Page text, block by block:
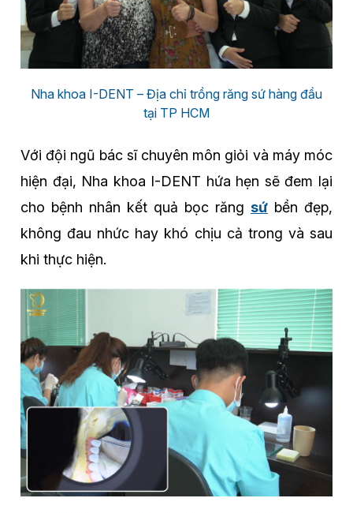
Nha khoa I-DENT – Địa chỉ trồng răng sứ hàng đầu
tại TP HCM
Với đội ngũ bác sĩ chuyên môn giỏi và máy móc
hiện đại, Nha khoa I-DENT hứa hẹn sẽ đem lại
cho bệnh nhân kết quả bọc răng sứ bền đẹp,
không đau nhức hay khó chịu cả trong và sau
khi thực hiện.